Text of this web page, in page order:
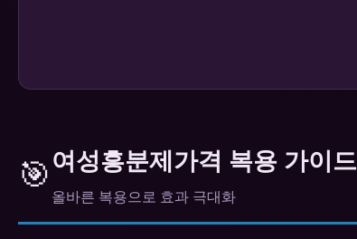
🎯여성흥분제가격 복용 가이드
올바른 복용으로 효과 극대화